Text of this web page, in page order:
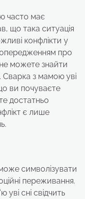
часто має
що така ситуація
конфлікти у
про
можете знайти
Сварка з мамою уві
ви почуваєте
достатньо
є лише
символізувати
переживання.
сні свідчить